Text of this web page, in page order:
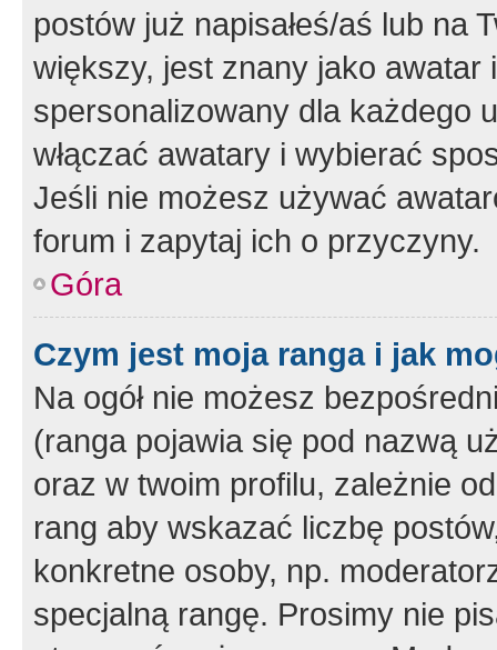
postów już napisałeś/aś lub na
większy, jest znany jako
spersonalizowany dla każdego
włączać awatary i wybierać
Jeśli nie możesz używać
forum i zapytaj ich o przyczyny.
Góra
Czym jest moja ranga i jak
Na ogół nie możesz
(ranga pojawia się pod nazwą
oraz w twoim profilu, zależnie
rang aby wskazać liczbę
konkretne osoby, np.
specjalną rangę. Prosimy nie